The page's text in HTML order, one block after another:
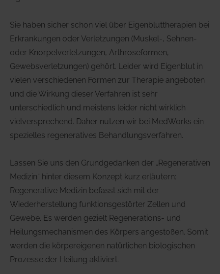
Sie haben sicher schon viel über Eigenbluttherapien bei
Erkrankungen oder Verletzungen (Muskel-, Sehnen-
oder Knorpelverletzungen, Arthroseformen,
Gewebsverletzungen) gehört. Leider wird Eigenblut in
vielen verschiedenen Formen zur Therapie angeboten
und die Wirkung dieser Verfahren ist sehr
unterschiedlich und meistens leider nicht wirklich
vielversprechend. Daher nutzen wir bei MedWorks ein
spezielles regeneratives Behandlungsverfahren.
Lassen Sie uns den Grundgedanken der „Regenerativen
Medizin“ hinter diesem Konzept kurz erläutern:
Regenerative Medizin befasst sich mit der
Wiederherstellung funktionsgestörter Zellen und
Gewebe. Es werden gezielt Regenerations- und
Heilungsmechanismen des Körpers angestoßen. Somit
werden die körpereigenen natürlichen biologischen
Prozesse der Heilung aktiviert.
Cryolight - hyperbare CO2-
Kältetherapie
Medivid-Cryotherapie To-Go
Chirotherapie
Akupunktur/Akupressur
Individuelle Rückenbehandlungen
Eingriffe
Infusionstherapien
Ernährungsmedizin